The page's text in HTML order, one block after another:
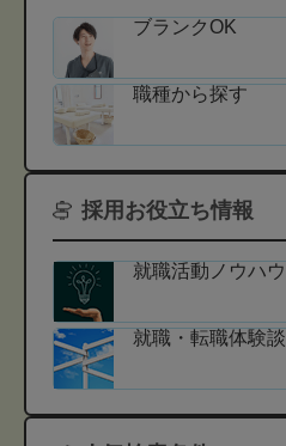
ブランクOK
職種から探す
採用お役立ち情報
就職活動ノウハウ
就職・転職体験談